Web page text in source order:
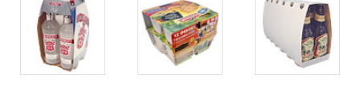
Galeria
de
pacotes
Galeria
de
pacotes
Galeria
pacotes